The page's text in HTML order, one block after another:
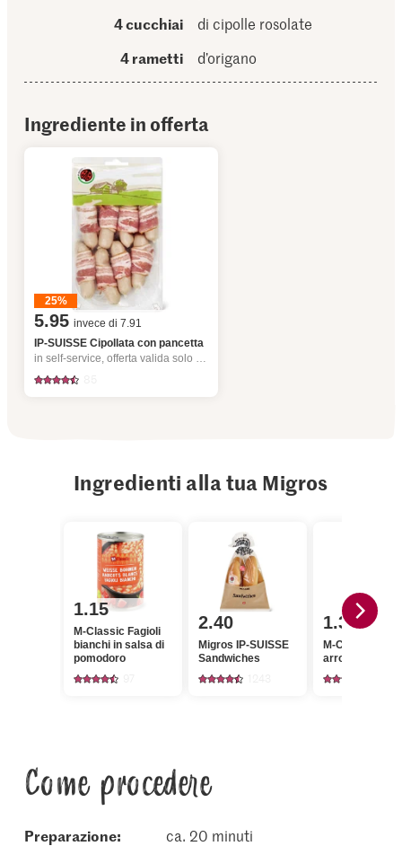
4 cucchiai
di cipolle rosolate
4 rametti
d’origano
Ingrediente in offerta
25%
5.95 invece di 7.91
IP-SUISSE Cipollata con pancetta
in self-service, offerta valida solo dal 6.8 al 12.8.2026, fino a esaurimento dello stock.
Ingredienti alla tua Migros
1.15
M-Classic Fagioli
bianchi in salsa di
pomodoro
2.40
Migros IP-SUISSE
Sandwiches
1.35
M-Classic
arrostite
Come procedere
Preparazione: ca. 20 minuti